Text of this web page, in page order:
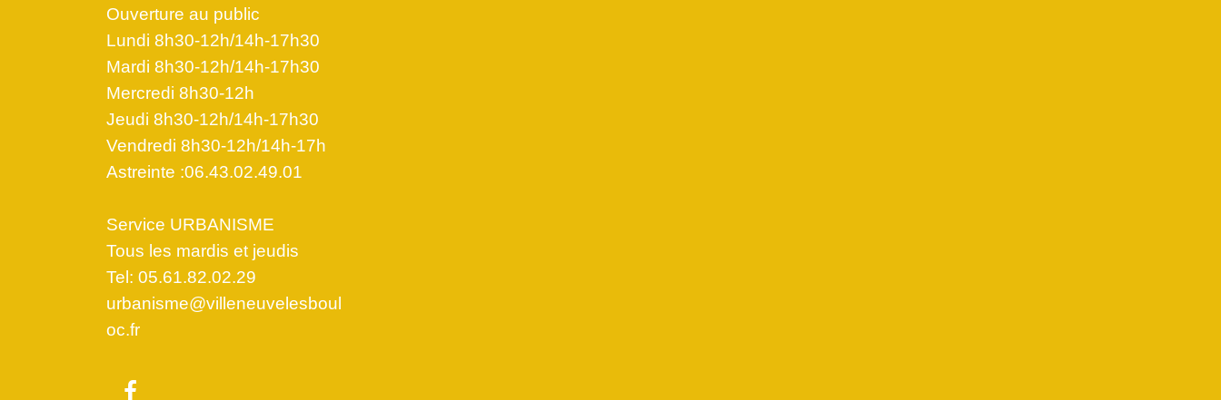
Ouverture au public
Lundi 8h30-12h/14h-17h30
Mardi 8h30-12h/14h-17h30
Mercredi 8h30-12h
Jeudi 8h30-12h/14h-17h30
Vendredi 8h30-12h/14h-17h
Astreinte :06.43.02.49.01
Service URBANISME
Tous les mardis et jeudis
Tel: 05.61.82.02.29
urbanisme@villeneuvelesboul
oc.fr